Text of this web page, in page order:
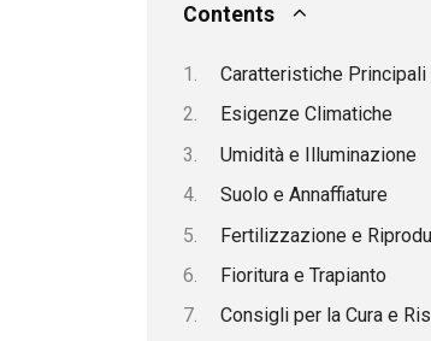
Contents
Caratteristiche Principali
Esigenze Climatiche
Umidità e Illuminazione
Suolo e Annaffiature
Fertilizzazione e
Fioritura e Trapianto
Consigli per la Cura e